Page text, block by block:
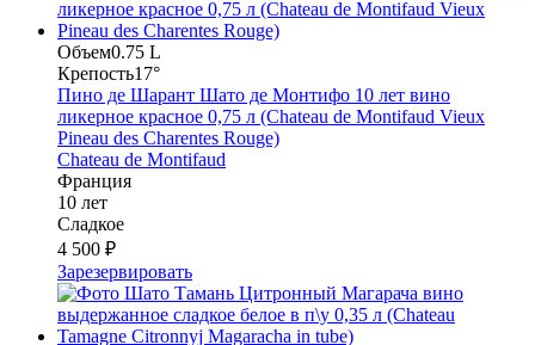
Объем0.75 L
Крепость17°
Пино де Шарант Шато де Монтифо 10 лет вино
ликерное красное 0,75 л (Chateau de Montifaud Vieux
Pineau des Charentes Rouge)
Chateau de Montifaud
Франция
10 лет
Сладкое
4 500 ₽
Зарезервировать